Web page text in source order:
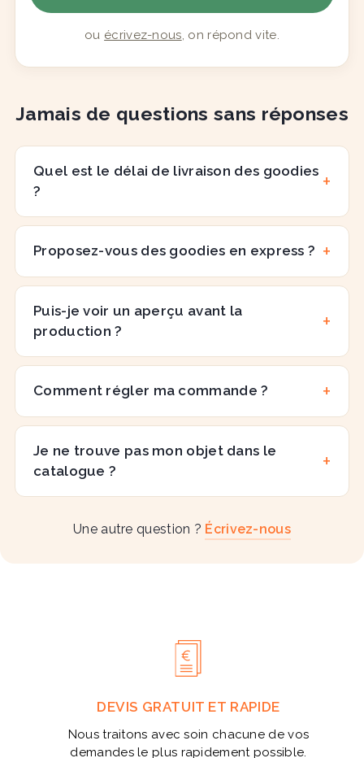
ou écrivez-nous, on répond vite.
Jamais de questions sans réponses
Quel est le délai de livraison des goodies
?
Proposez-vous des goodies en express ?
Puis-je voir un aperçu avant la
production ?
Comment régler ma commande ?
Je ne trouve pas mon objet dans le
catalogue ?
Une autre question ? Écrivez-nous
DEVIS GRATUIT ET RAPIDE
Nous traitons avec soin chacune de vos
demandes le plus rapidement possible.